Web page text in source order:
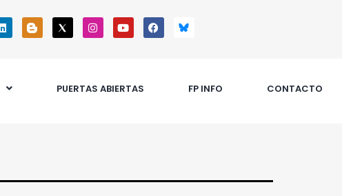
PUERTAS ABIERTAS FP INFO CONTACTO